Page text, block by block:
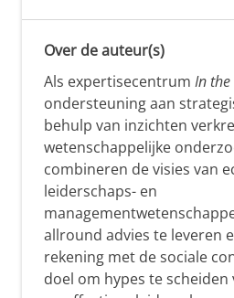
Over de auteur(s)
Als expertisecentrum In the
ondersteuning aan
behulp van inzichten
wetenschappelijke
combineren de visies van
leiderschaps- en
allround advies te leveren
rekening met de sociale
doel om hypes te